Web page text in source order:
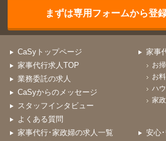
まずは専用フォームから登
CaSyトップページ
家事代行求人TOP
業務委託の求人
CaSyからのメッセージ
スタッフインタビュー
よくある質問
家事
お
お
ハ
家
家事代行･家政婦の求人一覧
安心